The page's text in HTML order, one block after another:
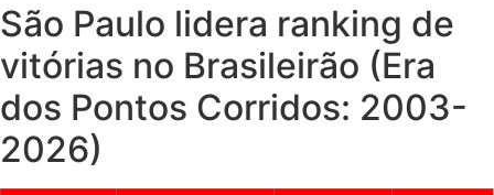
São Paulo lidera ranking de
vitórias no Brasileirão (Era
dos Pontos Corridos: 2003-
2026)